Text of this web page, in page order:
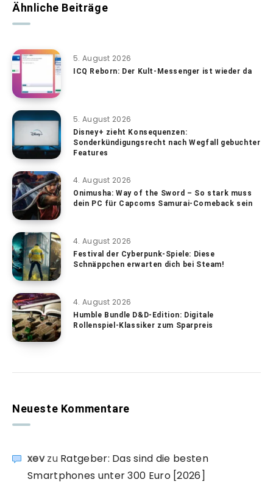
Ähnliche Beiträge
5. August 2026
ICQ Reborn: Der Kult-Messenger ist wieder da
5. August 2026
Disney+ zieht Konsequenzen:
Sonderkündigungsrecht nach Wegfall gebuchter
Features
4. August 2026
Onimusha: Way of the Sword – So stark muss
dein PC für Capcoms Samurai-Comeback sein
4. August 2026
Festival der Cyberpunk-Spiele: Diese
Schnäppchen erwarten dich bei Steam!
4. August 2026
Humble Bundle D&D-Edition: Digitale
Rollenspiel-Klassiker zum Sparpreis
Neueste Kommentare
xevzu Ratgeber: Das sind die besten
Smartphones unter 300 Euro [2026]